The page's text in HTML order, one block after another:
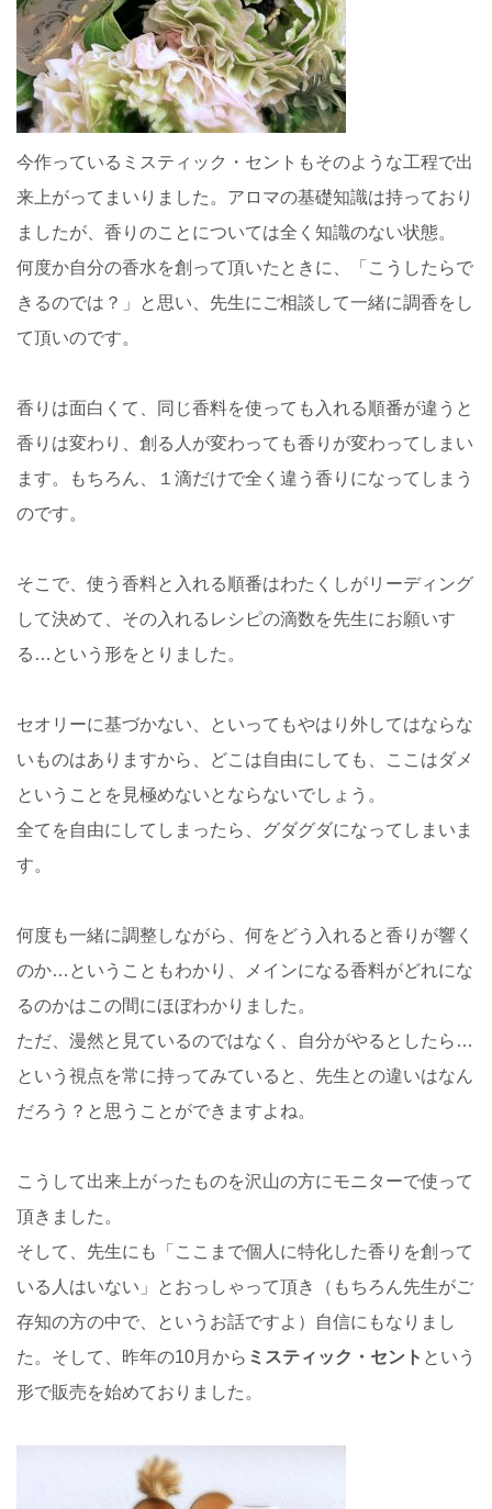
今作っているミスティック・セントもそのような工程で出
来上がってまいりました。アロマの基礎知識は持っており
ましたが、香りのことについては全く知識のない状態。
何度か自分の香水を創って頂いたときに、「こうしたらで
きるのでは？」と思い、先生にご相談して一緒に調香をし
て頂いのです。
香りは面白くて、同じ香料を使っても入れる順番が違うと
香りは変わり、創る人が変わっても香りが変わってしまい
ます。もちろん、１滴だけで全く違う香りになってしまう
のです。
そこで、使う香料と入れる順番はわたくしがリーディング
して決めて、その入れるレシピの滴数を先生にお願いす
る…という形をとりました。
セオリーに基づかない、といってもやはり外してはならな
いものはありますから、どこは自由にしても、ここはダメ
ということを見極めないとならないでしょう。
全てを自由にしてしまったら、グダグダになってしまいま
す。
何度も一緒に調整しながら、何をどう入れると香りが響く
のか…ということもわかり、メインになる香料がどれにな
るのかはこの間にほぼわかりました。
ただ、漫然と見ているのではなく、自分がやるとしたら…
という視点を常に持ってみていると、先生との違いはなん
だろう？と思うことができますよね。
こうして出来上がったものを沢山の方にモニターで使って
頂きました。
そして、先生にも「ここまで個人に特化した香りを創って
いる人はいない」とおっしゃって頂き（もちろん先生がご
存知の方の中で、というお話ですよ）自信にもなりまし
た。そして、昨年の10月から ミスティック・セント という
形で販売を始めておりました。